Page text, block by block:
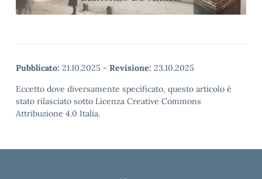
Pubblicato: 21.10.2025 - Revisione: 23.10.2025
Eccetto dove diversamente specificato, questo articolo è
stato rilasciato sotto Licenza Creative Commons
Attribuzione 4.0 Italia.